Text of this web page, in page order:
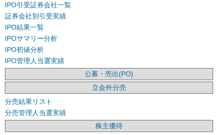
IPO引受証券会社一覧
証券会社別引受実績
IPO結果一覧
IPOサマリー分析
IPO初値分析
IPO管理人当選実績
公募・売出(PO)
立会外分売
分売結果リスト
分売管理人当選実績
株主優待